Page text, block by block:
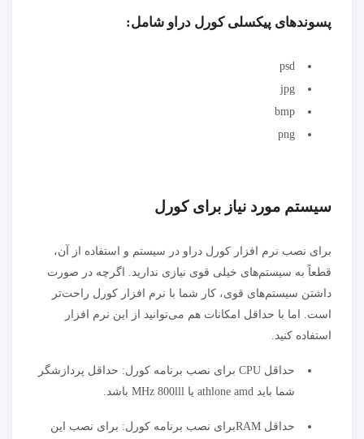
پسوندهای پیکسلی کورل دراو شامل:
psd
jpg
bmp
png
سیستم مورد نیاز برای کورل
برای نصب نرم افزار کورل دراو در سیستم و استفاده از آن،
قطعاً به سیستم‌های خیلی قوی نیازی ندارید. اگرچه در صورت
داشتن سیستم‌های قوی، کار شما با نرم افزار کورل راحت‌تر
است. اما با حداقل امکانات هم می‌توانید از این نرم افزار
استفاده کنید.
حداقل CPU برای نصب برنامه کورل: حداقل پردازشگر
شما باید athlone amd یا MHz 800lll باشد.
حداقل RAMبرای نصب برنامه کورل: برای نصب این